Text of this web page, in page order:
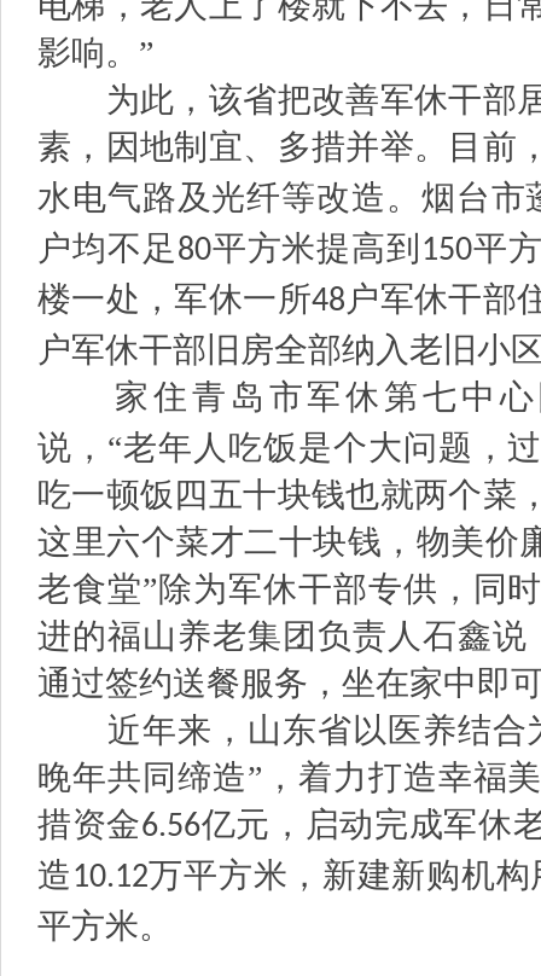
影响。”
为此，该省把改善军休干部
素，因地制宜、多措并举。目前
水电气路及光纤等改造。烟台市
户均不足 80平方米提高到 150平
楼一处，军休一所48 户军休干部
户军休干部旧房全部纳入老旧小
家住青岛市军休第七中心
说，“老年人吃饭是个大问题，
吃一顿饭四五十块钱也就两个菜
这里六个菜才二十块钱，物美价
老食堂”除为军休干部专供，同
进的福山养老集团负责人石鑫
通过签约送餐服务，坐在家中即
近年来，山东省以医养结合
晚年共同缔造”，着力打造幸福
措资金6.56亿元，启动完成军休
造10.12万平方米，新建新购机构
平方米。